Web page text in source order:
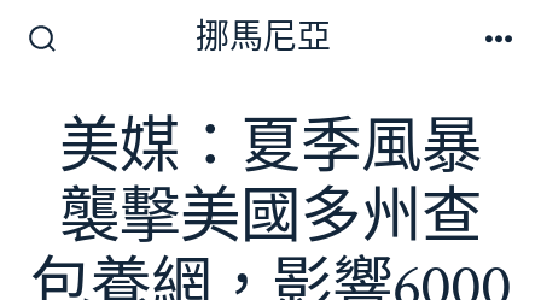
切
換
開
關
挪馬尼亞
美媒：夏季風暴
襲擊美國多州查